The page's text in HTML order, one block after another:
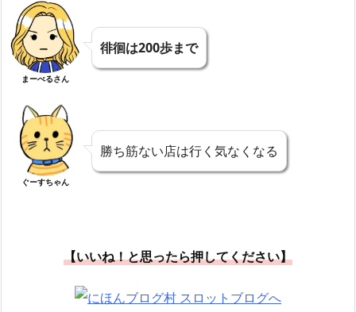
まーべるさん
徘徊は200歩まで
ぐーすちゃん
勝ち筋ない店は行く気なくなる
【いいね！と思ったら押してください】